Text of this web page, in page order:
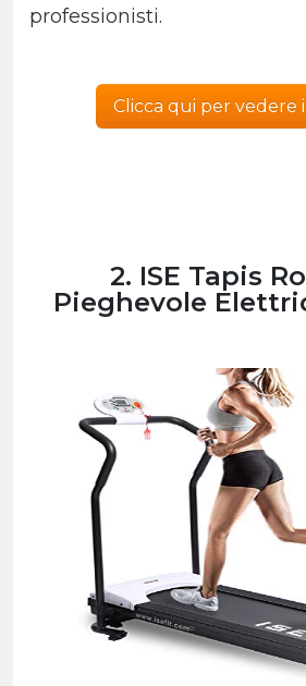
professionisti.
Clicca qui per vedere
2. ISE Tapis
Pieghevole